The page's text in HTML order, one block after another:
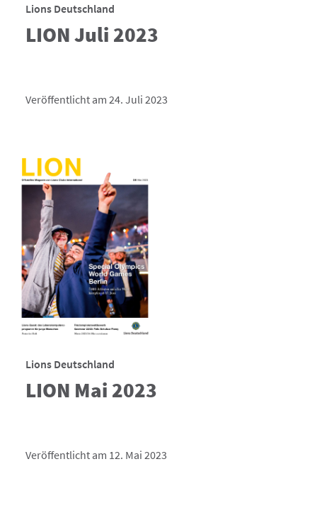
Lions Deutschland
LION Juli 2023
Veröffentlicht am 24. Juli 2023
Lions Deutschland
LION Mai 2023
Veröffentlicht am 12. Mai 2023